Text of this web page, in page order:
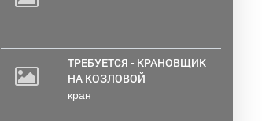
ТРЕБУЕТСЯ - КРАНОВЩИК
НА КОЗЛОВОЙ
кран